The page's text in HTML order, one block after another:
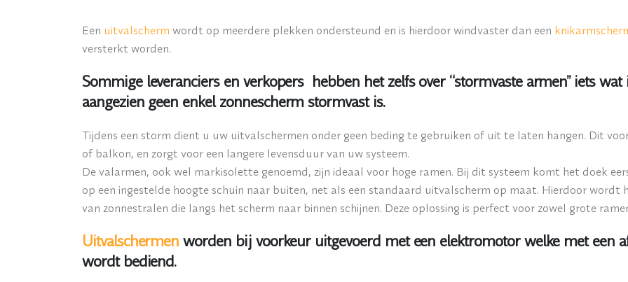
Een uitvalscherm wordt op meerdere plekken ondersteund en is hierdoor windvaster dan een
versterkt worden.
Sommige leveranciers en verkopers hebben het zelfs over “stormvaste armen” iets
aangezien geen enkel zonnescherm stormvast is.
Tijdens een storm dient u uw uitvalschermen onder geen beding te gebruiken of uit te laten hangen. Dit
of balkon, en zorgt voor een langere levensduur van uw systeem.
De valarmen, ook wel markisolette genoemd, zijn ideaal voor hoge ramen. Bij dit systeem komt het doek
op een ingestelde hoogte schuin naar buiten, net als een standaard uitvalscherm op maat. Hierdoor
van zonnestralen die langs het scherm naar binnen schijnen. Deze oplossing is perfect voor zowel grote
Uitvalschermen worden bij voorkeur uitgevoerd met een elektromotor welke met een
wordt bediend.